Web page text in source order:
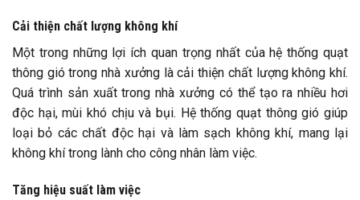
Cải thiện chất lượng không khí
Một trong những lợi ích quan trọng nhất của hệ thống quạt
thông gió trong nhà xưởng là cải thiện chất lượng không khí.
Quá trình sản xuất trong nhà xưởng có thể tạo ra nhiều hơi
độc hại, mùi khó chịu và bụi. Hệ thống quạt thông gió giúp
loại bỏ các chất độc hại và làm sạch không khí, mang lại
không khí trong lành cho công nhân làm việc.
Tăng hiệu suất làm việc